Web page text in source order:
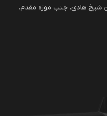
شیخ هادی، جنب موزه مقدم،